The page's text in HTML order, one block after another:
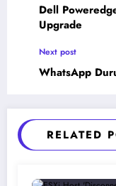
Dell
Upgrade
Next post
WhatsApp
RELATED